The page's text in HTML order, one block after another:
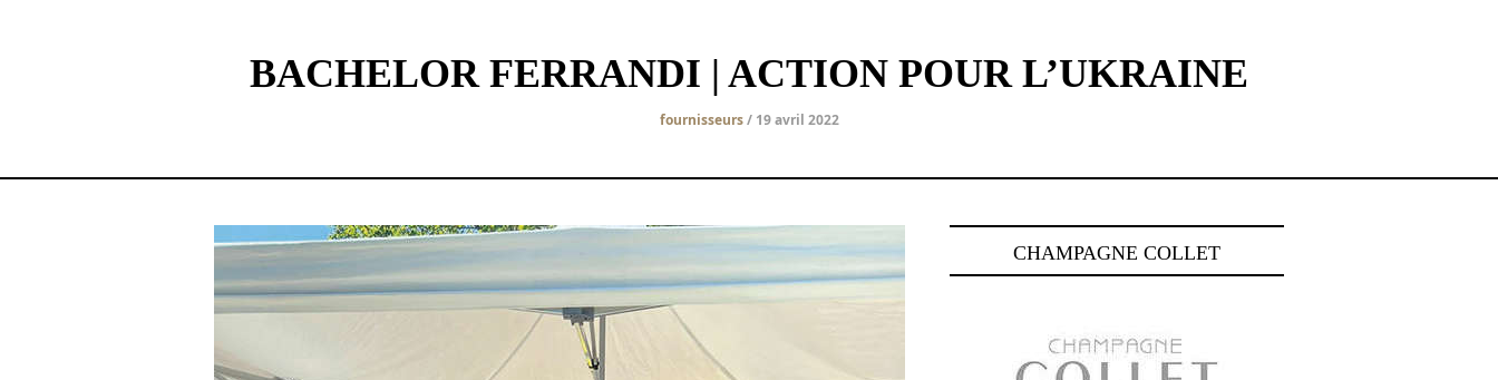
BACHELOR FERRANDI | ACTION POUR L’UKRAINE
fournisseurs/ 19 avril 2022
CHAMPAGNE COLLET